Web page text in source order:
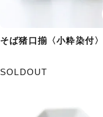
そば猪口揃〈小粋染付〉
SOLDOUT